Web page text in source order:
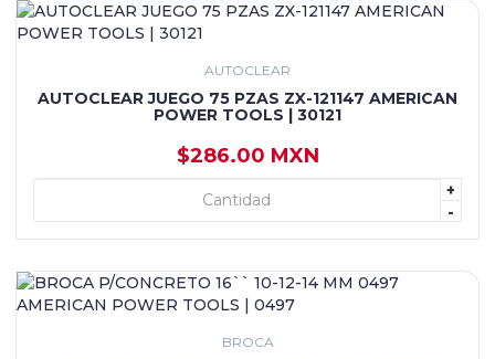
AUTOCLEAR
AUTOCLEAR JUEGO 75 PZAS ZX-121147 AMERICAN
POWER TOOLS | 30121
$286.00 MXN
+
-
+ AGREGAR
BROCA